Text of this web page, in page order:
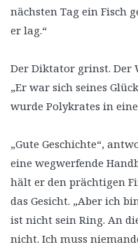
nächsten Tag ein Fisch
er lag.“
Der Diktator grinst. Der
„Er war sich seines
wurde Polykrates in
„Gute Geschichte“,
eine wegwerfende
hält er den prächtigen
das Gesicht. „Aber ich
ist nicht sein Ring. An
nicht. Ich muss